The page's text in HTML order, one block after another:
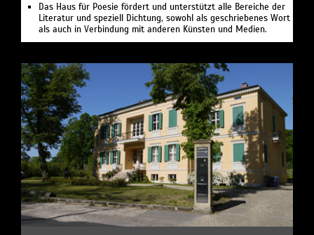
Das Haus für Poesie fördert und unterstützt alle Bereiche der
Literatur und speziell Dichtung, sowohl als geschriebenes Wort
als auch in Verbindung mit anderen Künsten und Medien.